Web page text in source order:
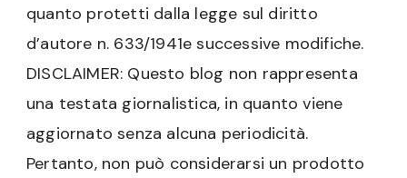
quanto protetti dalla legge sul diritto
d’autore n. 633/1941e successive modifiche.
DISCLAIMER: Questo blog non rappresenta
una testata giornalistica, in quanto viene
aggiornato senza alcuna periodicità.
Pertanto, non può considerarsi un prodotto